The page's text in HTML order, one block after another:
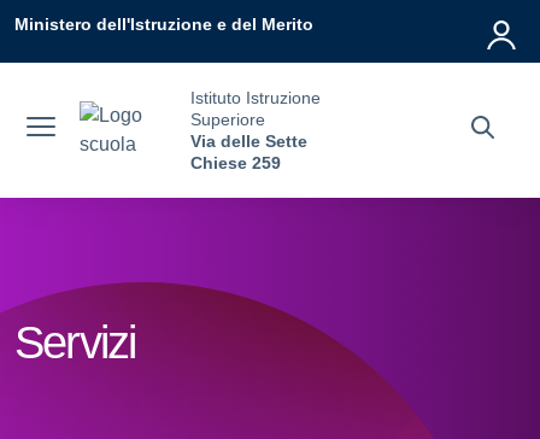
Ministero dell'Istruzione e del Merito
Istituto Istruzione
Superiore
Via delle Sette
Chiese 259
Servizi